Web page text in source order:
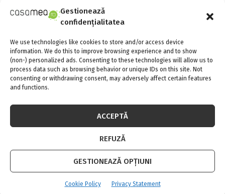
Gestionează
confidențialitatea
We use technologies like cookies to store and/or access device
information. We do this to improve browsing experience and to show
(non-) personalized ads. Consenting to these technologies will allow us to
process data such as browsing behavior or unique IDs on this site. Not
consenting or withdrawing consent, may adversely affect certain features
and functions.
ACCEPTĂ
REFUZĂ
GESTIONEAZĂ OPȚIUNI
Cookie Policy Privacy Statement
Idei pentru decorarea camerei de oaspeti